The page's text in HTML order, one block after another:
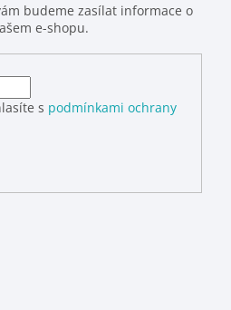
budeme zasílat informace o
e-shopu.
s podmínkami ochrany